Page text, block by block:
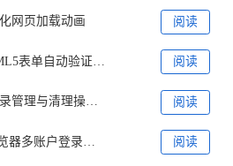
网页加载动画 阅读
阅读
Chrome浏览器历史记录管理与清理操作技巧实操教程 阅读
阅读